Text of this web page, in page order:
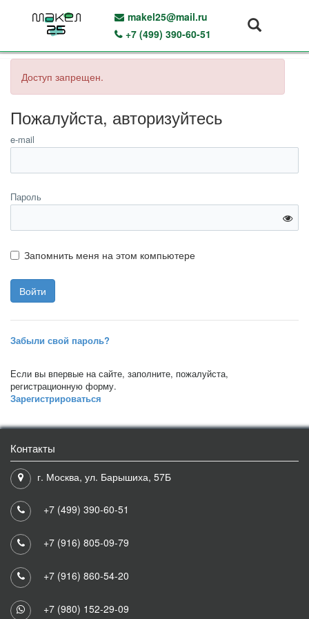
makel25@mail.ru
+7 (499) 390-60-51
Доступ запрещен.
Пожалуйста, авторизуйтесь
e-mail
Пароль
Запомнить меня на этом компьютере
Забыли свой пароль?
Если вы впервые на сайте, заполните, пожалуйста,
регистрационную форму.
Зарегистрироваться
Контакты
г. Москва, ул. Барышиха, 57Б
+7 (499) 390-60-51
+7 (916) 805-09-79
+7 (916) 860-54-20
+7 (980) 152-29-09